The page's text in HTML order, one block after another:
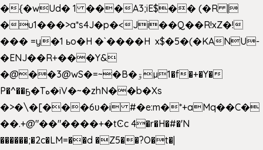
�{�wUd� 1 ���A3;iE$�� (�R |
�u1���>a*s4J�p�<Ji��Q��R!xZ�!
��� =y�1 ьo�H �`����H x$�5�(�KANU-
�ENJ��R+���Y&
�@��3@wS�=~�B�ۊµ1�f�+�Y�
P�^��ҕ�Tە�iV�~�zhN��b�Xs
�>�\�[���6ʋ�i #�e:m�*+aMq��C�
��.+@"��"����+�tϾc 4�r�H�#�'N
������;�2c�LM=��d �Z5��?O�t�|